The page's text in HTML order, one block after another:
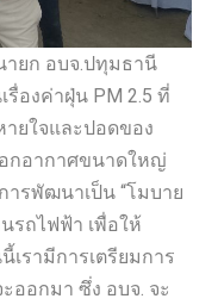
ายก อบจ.ปทุมธานี
รื่องค่าฝุ่น PM 2.5 ที่
ายใจและปอดของ
กอากาศขนาดใหญ่
รพัฒนาเป็น “โมบาย
รถไฟฟ้า เพื่อให้
รามีการเตรียมการ
ออกมา ซึ่ง อบจ. จะ